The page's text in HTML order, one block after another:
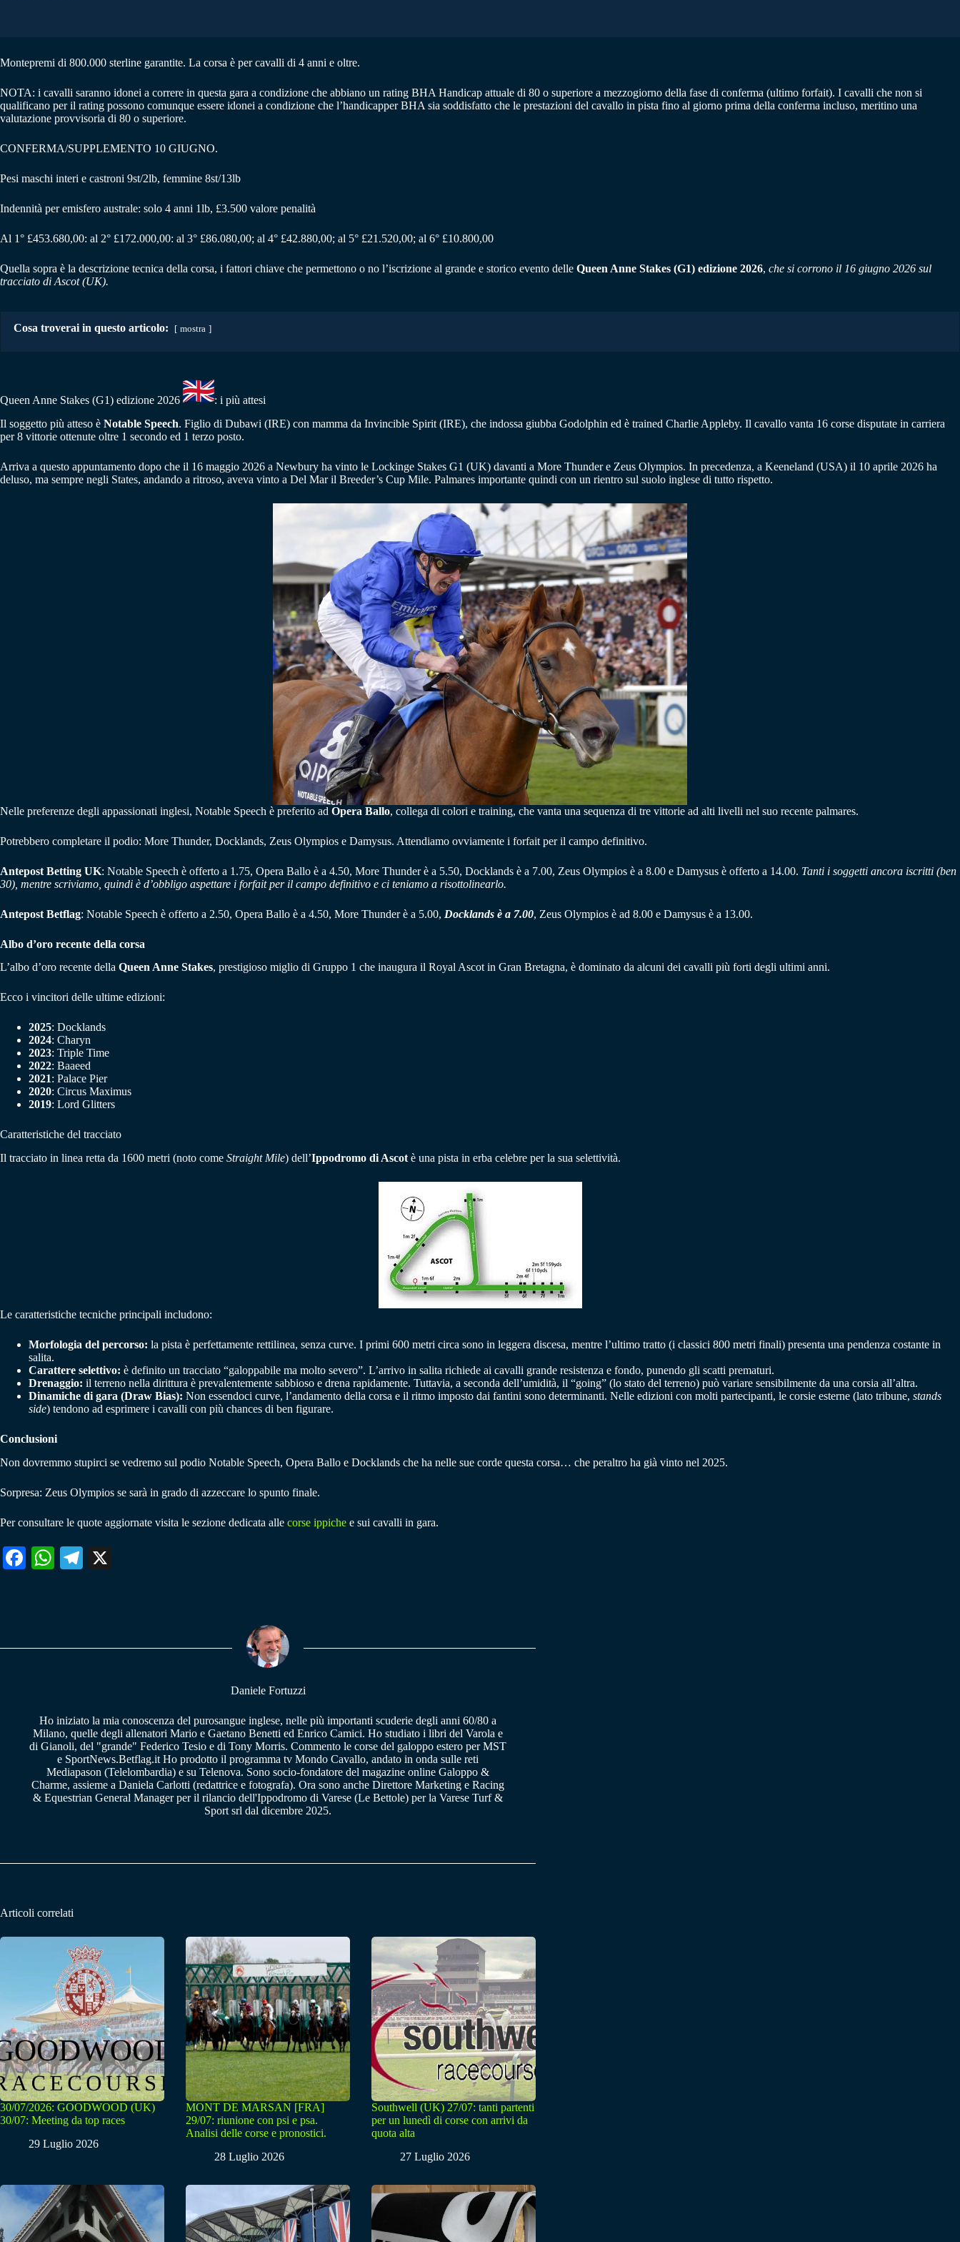
Montepremi di 800.000 sterline garantite. La corsa è per cavalli di 4 anni e oltre.
NOTA: i cavalli saranno idonei a correre in questa gara a condizione che abbiano un rating BHA Handicap attuale di 80 o superiore a mezzogiorno della fase di conferma (ultimo forfait). I cavalli che non si
qualificano per il rating possono comunque essere idonei a condizione che l’handicapper BHA sia soddisfatto che le prestazioni del cavallo in pista fino al giorno prima della conferma incluso, meritino una
valutazione provvisoria di 80 o superiore.
CONFERMA/SUPPLEMENTO 10 GIUGNO.
Pesi maschi interi e castroni 9st/2lb, femmine 8st/13lb
Indennità per emisfero australe: solo 4 anni 1lb, £3.500 valore penalità
Al 1° £453.680,00: al 2° £172.000,00: al 3° £86.080,00; al 4° £42.880,00; al 5° £21.520,00; al 6° £10.800,00
Quella sopra è la descrizione tecnica della corsa, i fattori chiave che permettono o no l’iscrizione al grande e storico evento delle Queen Anne Stakes (G1) edizione 2026, che si corrono il 16 giugno 2026 sul
tracciato di Ascot (UK).
Cosa troverai in questo articolo: mostra
Queen Anne Stakes (G1) edizione 2026
: i più attesi
Il soggetto più atteso è Notable Speech. Figlio di Dubawi (IRE) con mamma da Invincible Spirit (IRE), che indossa giubba Godolphin ed è trained Charlie Appleby. Il cavallo vanta 16 corse disputate in carriera
per 8 vittorie ottenute oltre 1 secondo ed 1 terzo posto.
Arriva a questo appuntamento dopo che il 16 maggio 2026 a Newbury ha vinto le Lockinge Stakes G1 (UK) davanti a More Thunder e Zeus Olympios. In precedenza, a Keeneland (USA) il 10 aprile 2026 ha
deluso, ma sempre negli States, andando a ritroso, aveva vinto a Del Mar il Breeder’s Cup Mile. Palmares importante quindi con un rientro sul suolo inglese di tutto rispetto.
Nelle preferenze degli appassionati inglesi, Notable Speech è preferito ad Opera Ballo, collega di colori e training, che vanta una sequenza di tre vittorie ad alti livelli nel suo recente palmares.
Potrebbero completare il podio: More Thunder, Docklands, Zeus Olympios e Damysus. Attendiamo ovviamente i forfait per il campo definitivo.
Antepost Betting UK: Notable Speech è offerto a 1.75, Opera Ballo è a 4.50, More Thunder è a 5.50, Docklands è a 7.00, Zeus Olympios è a 8.00 e Damysus è offerto a 14.00. Tanti i soggetti ancora iscritti (ben
30), mentre scriviamo, quindi è d’obbligo aspettare i forfait per il campo definitivo e ci teniamo a risottolinearlo.
Antepost Betflag: Notable Speech è offerto a 2.50, Opera Ballo è a 4.50, More Thunder è a 5.00, Docklands è a 7.00, Zeus Olympios è ad 8.00 e Damysus è a 13.00.
Albo d’oro recente della corsa
L’albo d’oro recente della Queen Anne Stakes, prestigioso miglio di Gruppo 1 che inaugura il Royal Ascot in Gran Bretagna, è dominato da alcuni dei cavalli più forti degli ultimi anni.
Ecco i vincitori delle ultime edizioni:
2025: Docklands
2024: Charyn
2023: Triple Time
2022: Baaeed
2021: Palace Pier
2020: Circus Maximus
2019: Lord Glitters
Caratteristiche del tracciato
Il tracciato in linea retta da 1600 metri (noto come Straight Mile) dell’Ippodromo di Ascot è una pista in erba celebre per la sua selettività.
Le caratteristiche tecniche principali includono:
Morfologia del percorso: la pista è perfettamente rettilinea, senza curve. I primi 600 metri circa sono in leggera discesa, mentre l’ultimo tratto (i classici 800 metri finali) presenta una pendenza costante in
salita.
Carattere selettivo: è definito un tracciato “galoppabile ma molto severo”. L’arrivo in salita richiede ai cavalli grande resistenza e fondo, punendo gli scatti prematuri.
Drenaggio: il terreno nella dirittura è prevalentemente sabbioso e drena rapidamente. Tuttavia, a seconda dell’umidità, il “going” (lo stato del terreno) può variare sensibilmente da una corsia all’altra.
Dinamiche di gara (Draw Bias): Non essendoci curve, l’andamento della corsa e il ritmo imposto dai fantini sono determinanti. Nelle edizioni con molti partecipanti, le corsie esterne (lato tribune, stands
side) tendono ad esprimere i cavalli con più chances di ben figurare.
Conclusioni
Non dovremmo stupirci se vedremo sul podio Notable Speech, Opera Ballo e Docklands che ha nelle sue corde questa corsa… che peraltro ha già vinto nel 2025.
Sorpresa: Zeus Olympios se sarà in grado di azzeccare lo spunto finale.
Per consultare le quote aggiornate visita le sezione dedicata alle corse ippiche e sui cavalli in gara.
Fa W
pp
Te
m
Daniele Fortuzzi
Ho iniziato la mia conoscenza del purosangue inglese, nelle più importanti scuderie degli anni 60/80 a
Milano, quelle degli allenatori Mario e Gaetano Benetti ed Enrico Camici. Ho studiato i libri del Varola e
di Gianoli, del "grande" Federico Tesio e di Tony Morris. Commento le corse del galoppo estero per MST
e SportNews.Betflag.it Ho prodotto il programma tv Mondo Cavallo, andato in onda sulle reti
Mediapason (Telelombardia) e su Telenova. Sono socio-fondatore del magazine online Galoppo &
Charme, assieme a Daniela Carlotti (redattrice e fotografa). Ora sono anche Direttore Marketing e Racing
& Equestrian General Manager per il rilancio dell'Ippodromo di Varese (Le Bettole) per la Varese Turf &
Sport srl dal dicembre 2025.
Articoli correlati
30/07/2026: GOODWOOD (UK)
30/07: Meeting da top races
29 Luglio 2026
MONT DE MARSAN [FRA]
29/07: riunione con psi e psa.
Analisi delle corse e pronostici.
28 Luglio 2026
Southwell (UK) 27/07: tanti partenti
per un lunedì di corse con arrivi da
quota alta
27 Luglio 2026